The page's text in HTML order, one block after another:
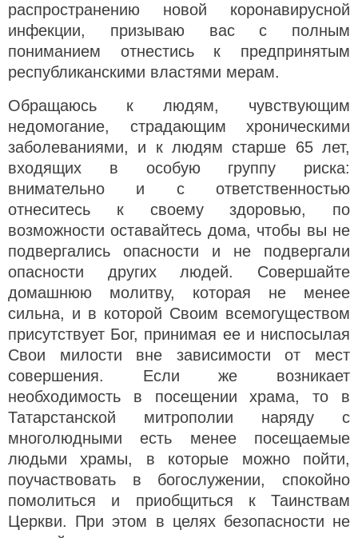
распространению новой коронавирусной
инфекции, призываю вас с полным
пониманием отнестись к предпринятым
республиканскими властями мерам.
Обращаюсь к людям, чувствующим
недомогание, страдающим хроническими
заболеваниями, и к людям старше 65 лет,
входящих в особую группу риска:
внимательно и с ответственностью
отнеситесь к своему здоровью, по
возможности оставайтесь дома, чтобы вы не
подвергались опасности и не подвергали
опасности других людей. Совершайте
домашнюю молитву, которая не менее
сильна, и в которой Своим всемогуществом
присутствует Бог, принимая ее и ниспосылая
Свои милости вне зависимости от мест
совершения. Если же возникает
необходимость в посещении храма, то в
Татарстанской митрополии наряду с
многолюдными есть менее посещаемые
людьми храмы, в которые можно пойти,
поучаствовать в богослужении, спокойно
помолиться и приобщиться к Таинствам
Церкви. При этом в целях безопасности не